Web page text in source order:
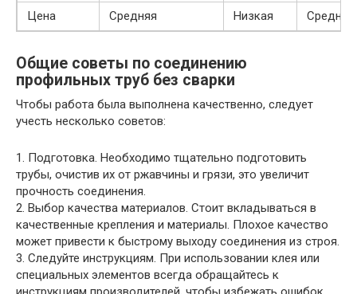
Цена Средняя Низкая Средняя
Общие советы по соединению
профильных труб без сварки
Чтобы работа была выполнена качественно, следует
учесть несколько советов:
1. Подготовка. Необходимо тщательно подготовить
трубы, очистив их от ржавчины и грязи, это увеличит
прочность соединения.
2. Выбор качества материалов. Стоит вкладываться в
качественные крепления и материалы. Плохое качество
может привести к быстрому выходу соединения из строя.
3. Следуйте инструкциям. При использовании клея или
специальных элементов всегда обращайтесь к